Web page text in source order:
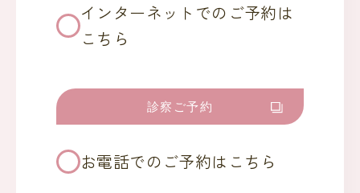
インターネットでのご予約は
こちら
診察ご予約
お電話でのご予約はこちら